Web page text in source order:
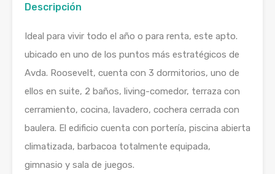
Descripción
Ideal para vivir todo el año o para renta, este apto.
ubicado en uno de los puntos más estratégicos de
Avda. Roosevelt, cuenta con 3 dormitorios, uno de
ellos en suite, 2 baños, living-comedor, terraza con
cerramiento, cocina, lavadero, cochera cerrada con
baulera. El edificio cuenta con portería, piscina abierta
climatizada, barbacoa totalmente equipada,
gimnasio y sala de juegos.